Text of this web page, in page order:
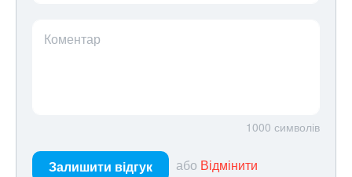
Коментар
1000 символів
Залишити відгук або Відмінити